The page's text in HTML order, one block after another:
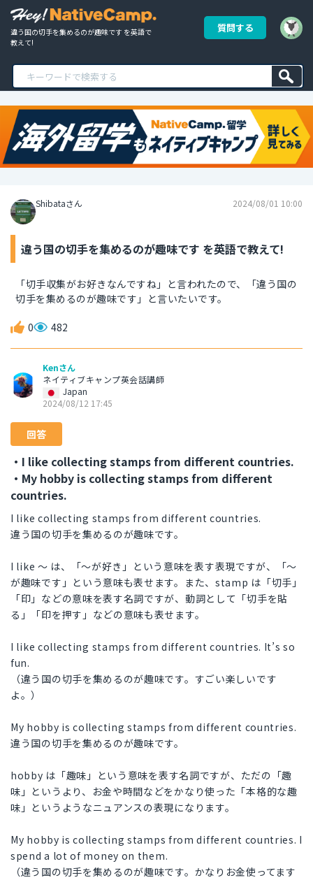
違う国の切手を集めるのが趣味です を英語で
教えて!
質問する
Shibataさん 2024/08/01 10:00
違う国の切手を集めるのが趣味です を英語で教えて!
「切手収集がお好きなんですね」と言われたので、「違う国の
切手を集めるのが趣味です」と言いたいです。
0 482
Kenさん
ネイティブキャンプ英会話講師
Japan
2024/08/12 17:45
回答
・I like collecting stamps from different countries.
・My hobby is collecting stamps from different
countries.
I like collecting stamps from different countries.
違う国の切手を集めるのが趣味です。
I like 〜 は、「〜が好き」という意味を表す表現ですが、「〜
が趣味です」という意味も表せます。また、stamp は「切手」
「印」などの意味を表す名詞ですが、動詞として「切手を貼
る」「印を押す」などの意味も表せます。
I like collecting stamps from different countries. It’s so
fun.
（違う国の切手を集めるのが趣味です。すごい楽しいです
よ。）
My hobby is collecting stamps from different countries.
違う国の切手を集めるのが趣味です。
hobby は「趣味」という意味を表す名詞ですが、ただの「趣
味」というより、お金や時間などをかなり使った「本格的な趣
味」というようなニュアンスの表現になります。
My hobby is collecting stamps from different countries. I
spend a lot of money on them.
（違う国の切手を集めるのが趣味です。かなりお金使ってます